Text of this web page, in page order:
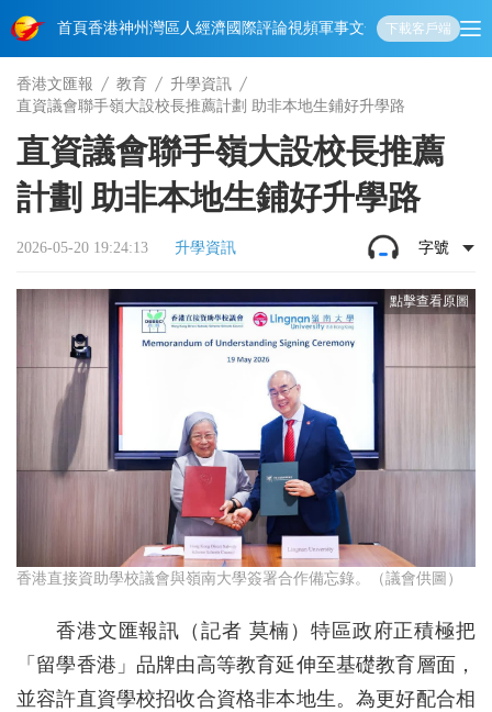
首頁香港神州 灣區人經濟國際評論視頻軍事文化 娛樂生活教育體
下載客戶端
香港文匯報 教育
升學資訊
直資議會聯手嶺大設校長推薦計劃 助非本地生鋪好升學路
直資議會聯手嶺大設校長推薦
計劃 助非本地生鋪好升學路
2026-05-20 19:24:13 升學資訊 字號
香港直接資助學校議會與嶺南大學簽署合作備忘錄。（議會供圖）
香港文匯報訊（記者 莫楠）特區政府正積極把
「留學香港」品牌由高等教育延伸至基礎教育層面，
並容許直資學校招收合資格非本地生。為更好配合相